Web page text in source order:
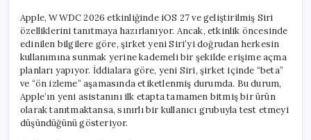
Apple, WWDC 2026 etkinliğinde iOS 27 ve geliştirilmiş Siri
özelliklerini tanıtmaya hazırlanıyor. Ancak, etkinlik öncesinde
edinilen bilgilere göre, şirket yeni Siri’yi doğrudan herkesin
kullanımına sunmak yerine kademeli bir şekilde erişime açma
planları yapıyor. İddialara göre, yeni Siri, şirket içinde “beta”
ve “ön izleme” aşamasında etiketlenmiş durumda. Bu durum,
Apple’ın yeni asistanını ilk etapta tamamen bitmiş bir ürün
olarak tanıtmaktansa, sınırlı bir kullanıcı grubuyla test etmeyi
düşündüğünü gösteriyor.